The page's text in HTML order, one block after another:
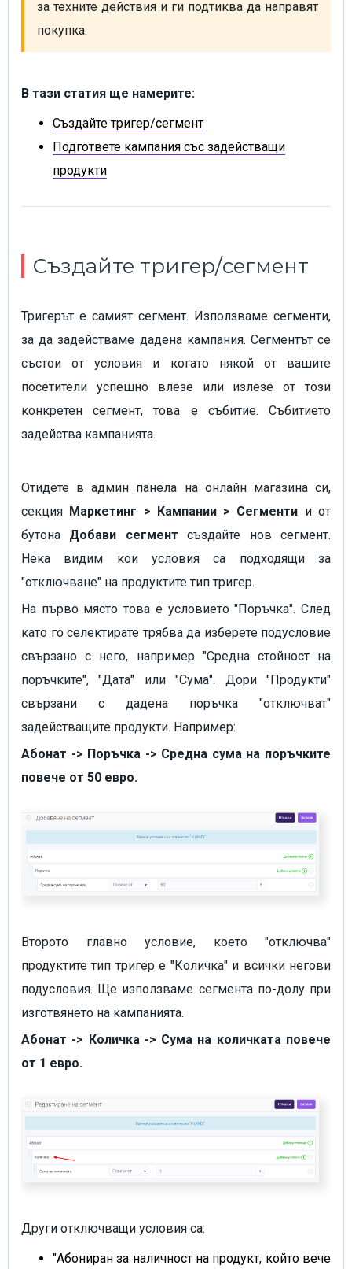
за техните действия и ги подтиква да направят
покупка.
В тази статия ще намерите:
Създайте тригер/сегмент
Подгответе кампания със задействащи
продукти
Създайте тригер/сегмент
Тригерът е самият сегмент. Използваме сегменти,
за да задействаме дадена кампания. Сегментът се
състои от условия и когато някой от вашите
посетители успешно влезе или излезе от този
конкретен сегмент, това е събитие. Събитието
задейства кампанията.
Отидете в админ панела на онлайн магазина си,
секция Маркетинг > Кампании > Сегменти и от
бутона Добави сегмент създайте нов сегмент.
Нека видим кои условия са подходящи за
"отключване" на продуктите тип тригер.
На първо място това е условието "Поръчка". След
като го селектирате трябва да изберете подусловие
свързано с него, например "Средна стойност на
поръчките", "Дата" или "Сума". Дори "Продукти"
свързани с дадена поръчка "отключват"
задействащите продукти. Например:
Абонат -> Поръчка -> Средна сума на поръчките
повече от 50 евро.
Второто главно условие, което "отключва"
продуктите тип тригер е "Количка" и всички негови
подусловия. Ще използваме сегмента по-долу при
изготвянето на кампанията.
Абонат -> Количка -> Сума на количката повече
от 1 евро.
Други отключващи условия са:
"Абониран за наличност на продукт, който вече